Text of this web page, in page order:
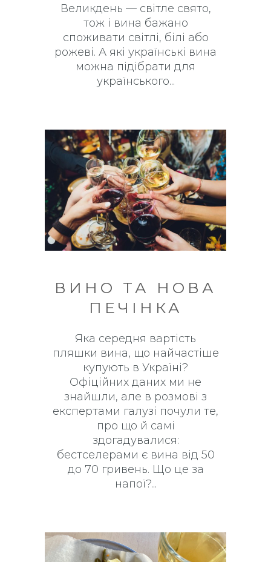
Великдень — світле свято,
тож і вина бажано
споживати світлі, білі або
рожеві. А які українські вина
можна підібрати для
українського
ВИНО ТА НОВА
ПЕЧІНКА
Яка середня вартість
пляшки вина, що найчастіше
купують в Україні?
Офіційних даних ми не
знайшли, але в розмові з
експертами галузі почули те,
про що й самі
здогадувалися:
бестселерами є вина від 50
до 70 гривень. Що це за
напої?